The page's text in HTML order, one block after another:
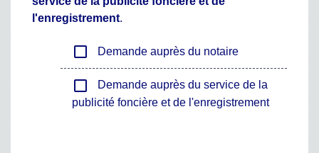
l'enregistrement.
check_box_outline_blank Demande auprès du notaire
check_box_outline_blank
Demande auprès du service de la
publicité foncière et de l'enregistrement